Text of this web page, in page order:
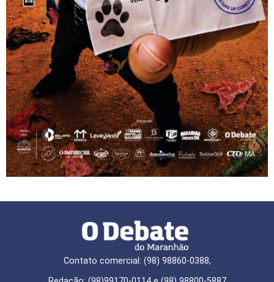
Contato comercial: (98) 98860-0388,